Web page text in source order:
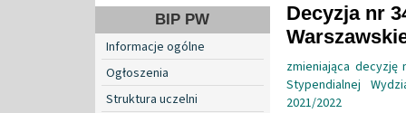
BIP PW
Informacje ogólne
Ogłoszenia
Struktura uczelni
Decyzja nr
zmieniająca decyzję
Stypendialnej
2021/2022